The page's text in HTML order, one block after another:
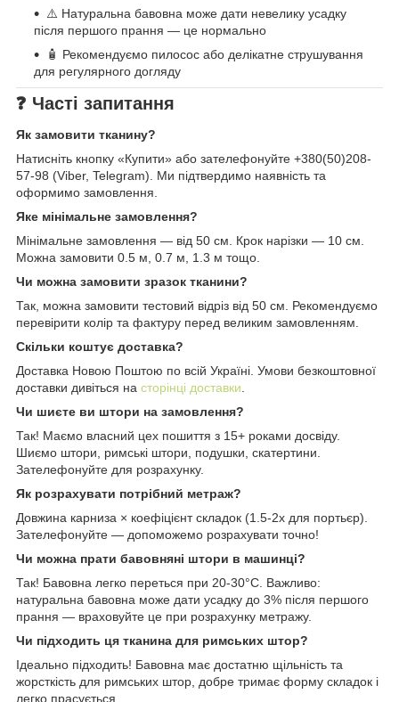
⚠️ Натуральна бавовна може дати невелику усадку
після першого прання — це нормально
🧴 Рекомендуємо пилосос або делікатне струшування
для регулярного догляду
❓ Часті запитання
Як замовити тканину?
Натисніть кнопку «Купити» або зателефонуйте +380(50)208-
57-98 (Viber, Telegram). Ми підтвердимо наявність та
оформимо замовлення.
Яке мінімальне замовлення?
Мінімальне замовлення — від 50 см. Крок нарізки — 10 см.
Можна замовити 0.5 м, 0.7 м, 1.3 м тощо.
Чи можна замовити зразок тканини?
Так, можна замовити тестовий відріз від 50 см. Рекомендуємо
перевірити колір та фактуру перед великим замовленням.
Скільки коштує доставка?
Доставка Новою Поштою по всій Україні. Умови безкоштовної
доставки дивіться на сторінці доставки.
Чи шиєте ви штори на замовлення?
Так! Маємо власний цех пошиття з 15+ роками досвіду.
Шиємо штори, римські штори, подушки, скатертини.
Зателефонуйте для розрахунку.
Як розрахувати потрібний метраж?
Довжина карниза × коефіцієнт складок (1.5-2x для портьєр).
Зателефонуйте — допоможемо розрахувати точно!
Чи можна прати бавовняні штори в машинці?
Так! Бавовна легко переться при 20-30°C. Важливо:
натуральна бавовна може дати усадку до 3% після першого
прання — враховуйте це при розрахунку метражу.
Чи підходить ця тканина для римських штор?
Ідеально підходить! Бавовна має достатню щільність та
жорсткість для римських штор, добре тримає форму складок і
легко прасується.